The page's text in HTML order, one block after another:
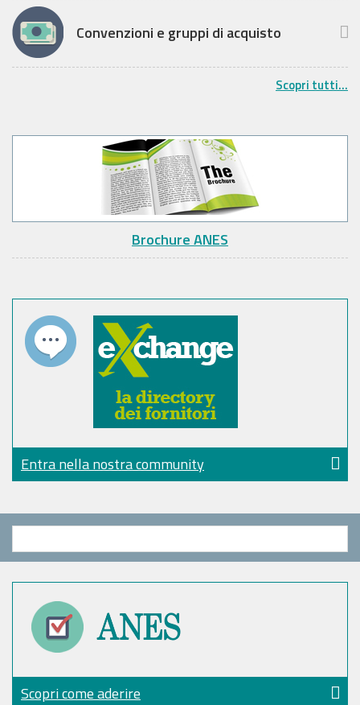
Convenzioni e gruppi di acquisto
Scopri tutti...
Brochure ANES
Entra nella nostra community
Scopri come aderire